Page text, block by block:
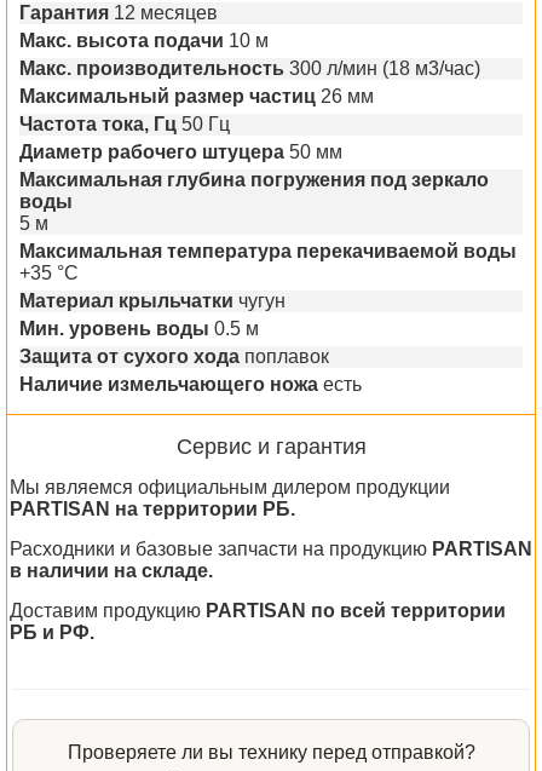
Гарантия 12 месяцев
Макс. высота подачи 10 м
Макс. производительность 300 л/мин (18 м3/час)
Максимальный размер частиц 26 мм
Частота тока, Гц 50 Гц
Диаметр рабочего штуцера 50 мм
Максимальная глубина погружения под зеркало
воды
5 м
Максимальная температура перекачиваемой воды
+35 °С
Материал крыльчатки чугун
Мин. уровень воды 0.5 м
Защита от сухого хода поплавок
Наличие измельчающего ножа есть
Сервис и гарантия
Мы являемся официальным дилером продукции
PARTISAN на территории РБ.
Расходники и базовые запчасти на продукцию PARTISAN
в наличии на складе.
Доставим продукцию PARTISAN по всей территории
РБ и РФ.
Проверяете ли вы технику перед отправкой?